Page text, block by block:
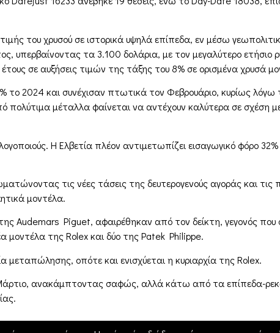
του χρυσού σε ιστορικά υψηλά επίπεδα, εν μέσω
υπερβαίνοντας τα 3.100 δολάρια, με τον μεγαλύτερο ετήσιο
σε αυξήσεις τιμών της τάξης του 8% σε ορισμένα χρυσά
το 2024 και συνέχισαν πτωτικά τον Φεβρουάριο, κυρίως λόγω
πολύτιμα μέταλλα φαίνεται να αντέχουν καλύτερα σε σχέση
Η Ελβετία πλέον αντιμετωπίζει εισαγωγικό φόρο
τις νέες τάσεις της δευτερογενούς αγοράς και τις
μοντέλα.
Audemars Piguet, αφαιρέθηκαν από τον δείκτη, γεγονός που
της Rolex και δύο της Patek Philippe.
οπότε και ενισχύεται η κυριαρχία της Rolex.
ανακάμπτοντας σαφώς, αλλά κάτω από τα επίπεδα-